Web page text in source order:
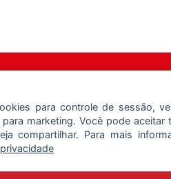
para controle de sessão,
marketing. Você pode aceitar
compartilhar. Para mais